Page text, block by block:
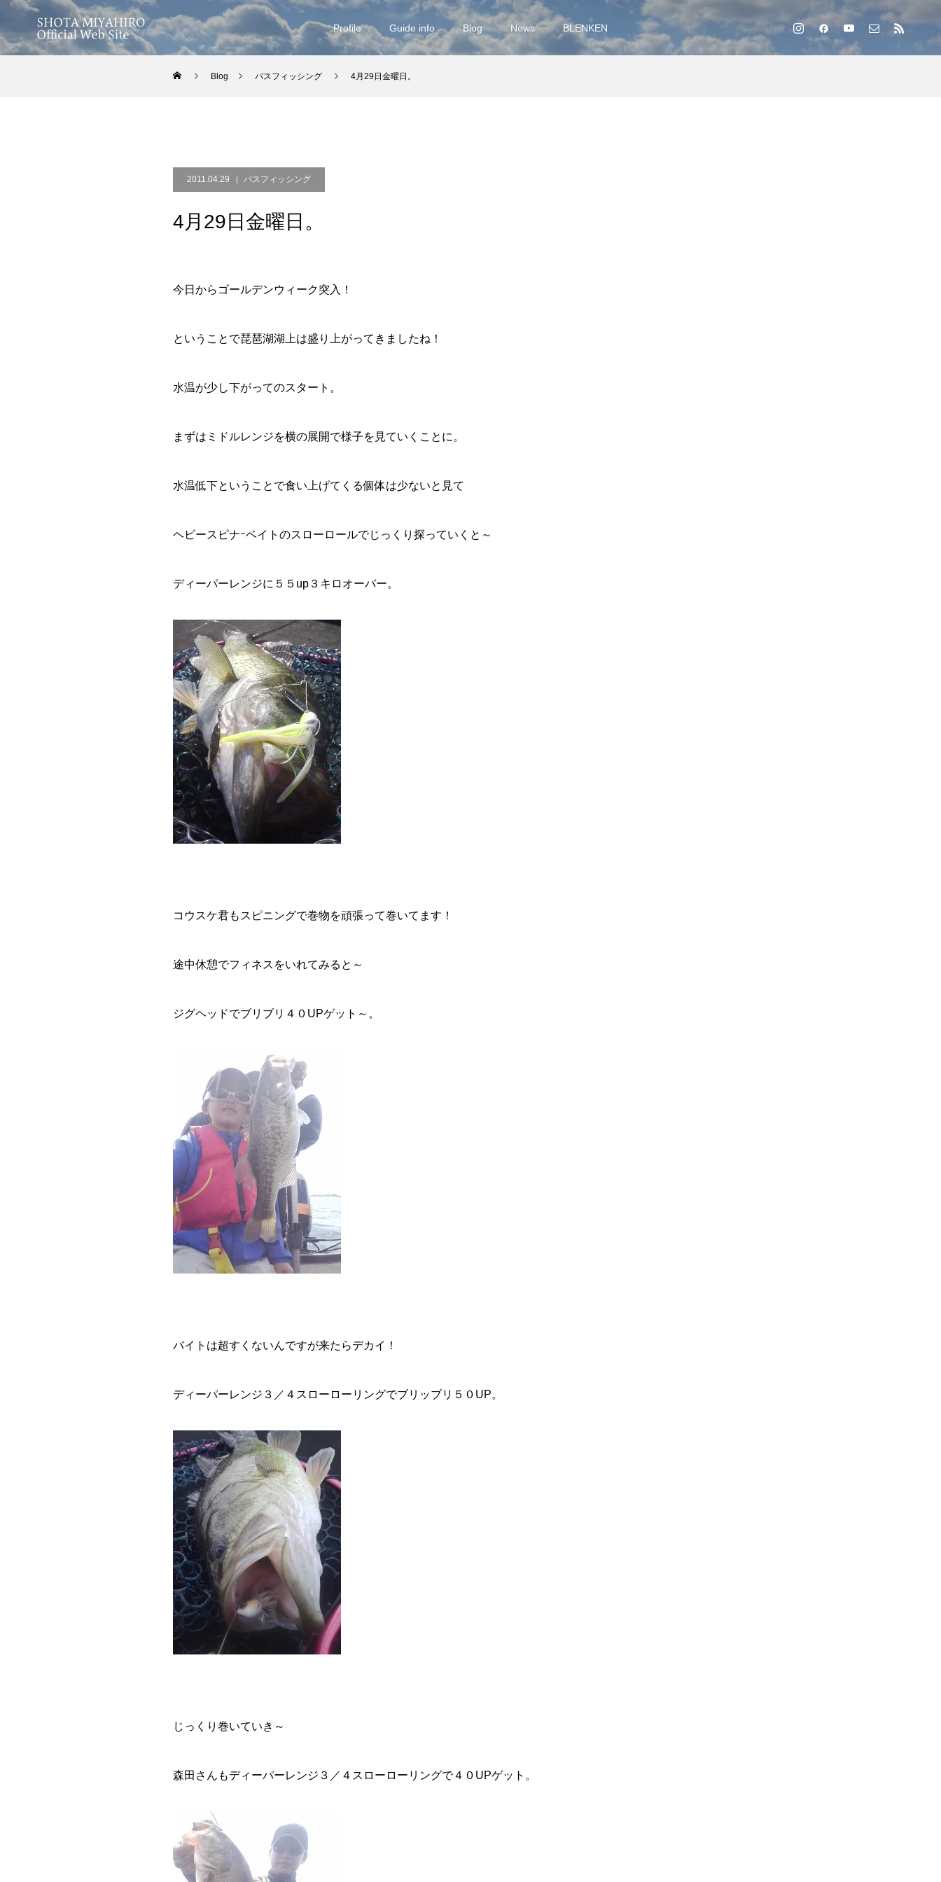
Profile Guide info Blog News BLENKEN
Blog バスフィッシング 4月29日金曜日。
2011.04.29 バスフィッシング
4月29日金曜日。
今日からゴールデンウィーク突入！
ということで琵琶湖湖上は盛り上がってきましたね！
水温が少し下がってのスタート。
まずはミドルレンジを横の展開で様子を見ていくことに。
水温低下ということで食い上げてくる個体は少ないと見て
ヘビースピナｰベイトのスローロールでじっくり探っていくと～
ディーパーレンジに５５up３キロオーバー。
コウスケ君もスピニングで巻物を頑張って巻いてます！
途中休憩でフィネスをいれてみると～
ジグヘッドでブリブリ４０UPゲット～。
バイトは超すくないんですが来たらデカイ！
ディーパーレンジ３／４スローローリングでブリッブリ５０UP。
じっくり巻いていき～
森田さんもディーパーレンジ３／４スローローリングで４０UPゲット。